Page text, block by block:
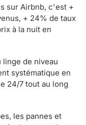
sur Airbnb, c'est +
+ 24% de taux
à la nuit en
linge de niveau
systématique en
24/7 tout au long
les pannes et